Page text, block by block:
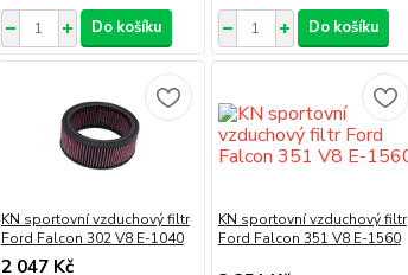
Do košíku Do košíku
KN sportovní vzduchový filtr
Ford Falcon 302 V8 E-1040
2 047 Kč
KN sportovní vzduchový filtr
Ford Falcon 351 V8 E-1560